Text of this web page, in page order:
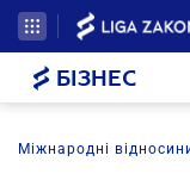
БІЗНЕС
Міжнародні